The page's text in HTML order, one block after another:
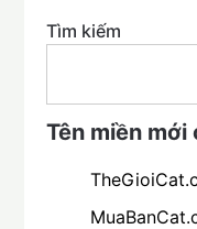
Tìm kiếm
Tên miền mới